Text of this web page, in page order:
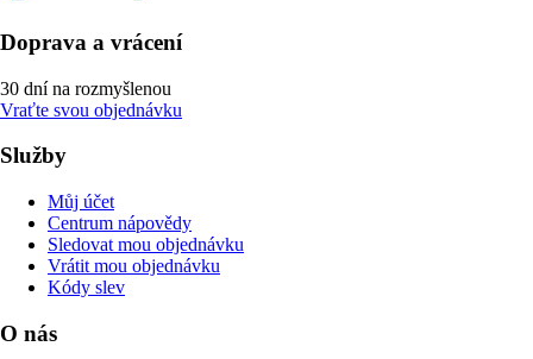
Doprava a vrácení
30 dní na rozmyšlenou
Vraťte svou objednávku
Služby
Můj účet
Centrum nápovědy
Sledovat mou objednávku
Vrátit mou objednávku
Kódy slev
O nás